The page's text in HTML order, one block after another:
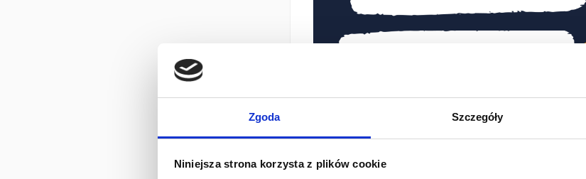
Zgoda Szczegóły
Niniejsza strona korzysta z plików cookie